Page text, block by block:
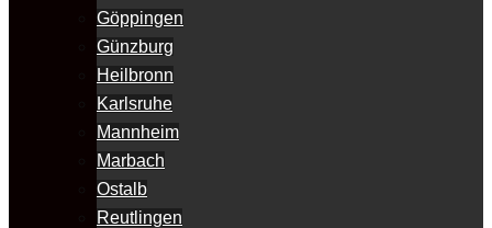
Göppingen
Günzburg
Heilbronn
Karlsruhe
Mannheim
Marbach
Ostalb
Reutlingen